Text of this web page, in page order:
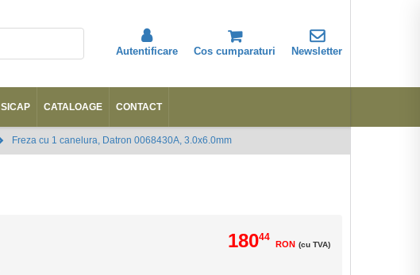
Autentificare Cos cumparaturi Newsletter
Abonare
SICAP CATALOAGE CONTACT
Freza cu 1 canelura, Datron 0068430A, 3.0x6.0mm
18044
RON (cu TVA)